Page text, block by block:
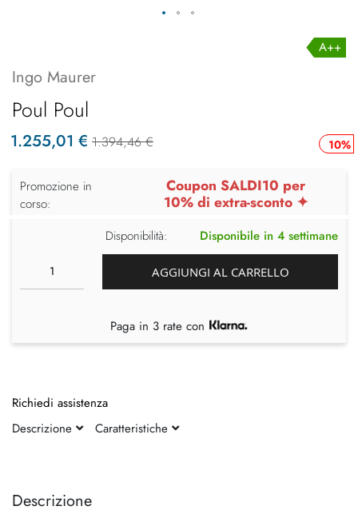
fine
della
Descrizione
A++
Ingo Maurer
Poul Poul
10%
1.255,01 € 1.394,46 €
Promozione in
corso:
Coupon SALDI10 per
10% di extra-sconto ✦
Disponibilità: Disponibile in 4 settimane
AGGIUNGI AL CARRELLO
Paga in 3 rate con
Richiedi assistenza
Descrizione
Caratteristiche